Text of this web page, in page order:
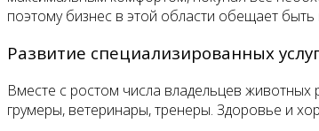
поэтому бизнес в этой области обещает
Развитие специализированных
Вместе с ростом числа владельцев
грумеры, ветеринары, тренеры. Здоровье и